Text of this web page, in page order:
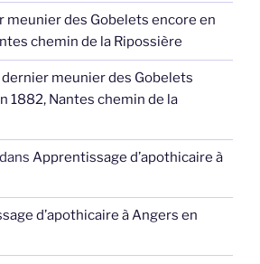
meunier des Gobelets encore en
chemin de la Ripossière
dernier meunier des Gobelets
1882, Nantes chemin de la
dans Apprentissage d’apothicaire à
d’apothicaire à Angers en